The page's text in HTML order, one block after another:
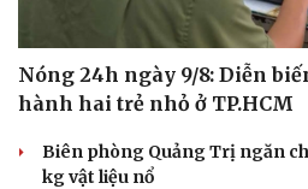
Nóng 24h ngày 9/8: Diễn
hành hai trẻ nhỏ ở TP.HCM
Biên phòng Quảng Trị ngăn
kg vật liệu nổ